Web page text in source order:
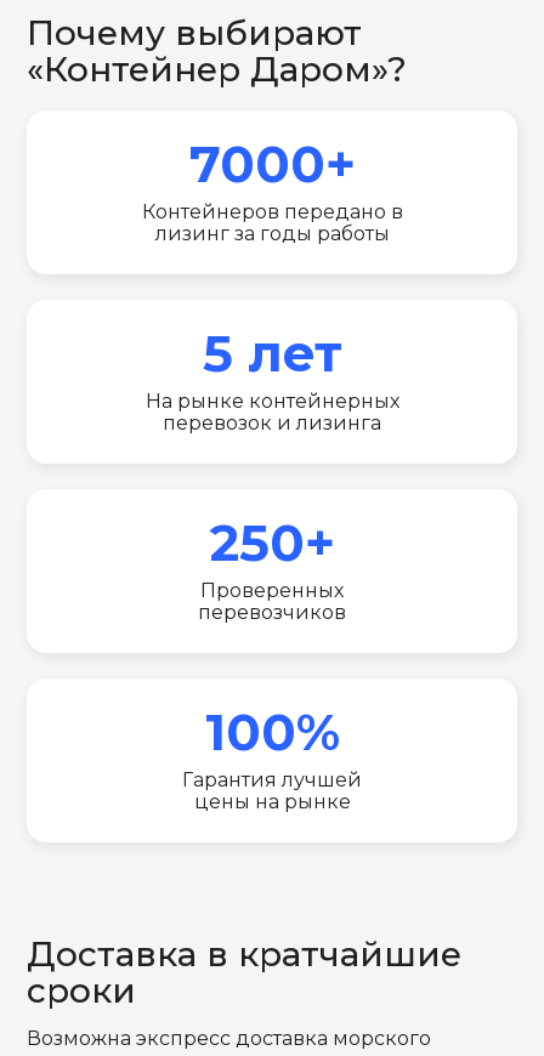
Почему выбирают
«Контейнер Даром»?
7000+
Контейнеров передано в
лизинг за годы работы
5 лет
На рынке контейнерных
перевозок и лизинга
250+
Проверенных
перевозчиков
100%
Гарантия лучшей
цены на рынке
Доставка в кратчайшие
сроки
Возможна экспресс доставка морского